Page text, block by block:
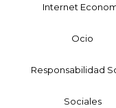
Internet
Ocio
Responsabilidad
Sociales